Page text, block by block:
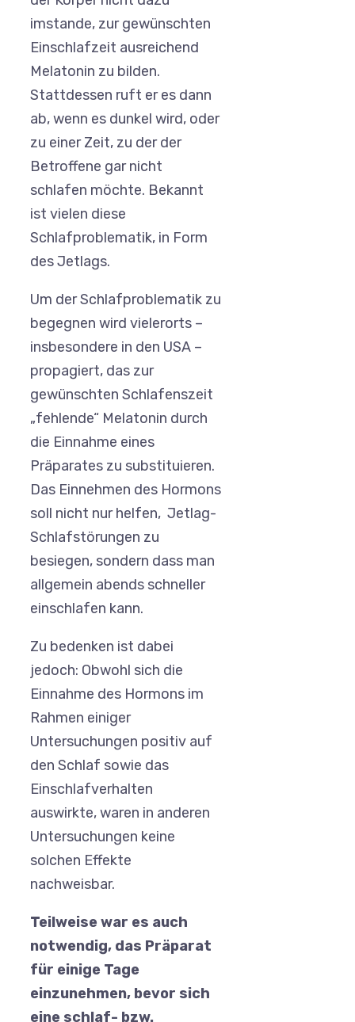
imstande, zur gewünschten
Einschlafzeit ausreichend
Melatonin zu bilden.
Stattdessen ruft er es dann
ab, wenn es dunkel wird, oder
zu einer Zeit, zu der der
Betroffene gar nicht
schlafen möchte. Bekannt
ist vielen diese
Schlafproblematik, in Form
des Jetlags.
Um der Schlafproblematik zu
begegnen wird vielerorts –
insbesondere in den USA –
propagiert, das zur
gewünschten Schlafenszeit
„fehlende“ Melatonin durch
die Einnahme eines
Präparates zu substituieren.
Das Einnehmen des Hormons
soll nicht nur helfen, Jetlag-
Schlafstörungen zu
besiegen, sondern dass man
allgemein abends schneller
einschlafen kann.
Zu bedenken ist dabei
jedoch: Obwohl sich die
Einnahme des Hormons im
Rahmen einiger
Untersuchungen positiv auf
den Schlaf sowie das
Einschlafverhalten
auswirkte, waren in anderen
Untersuchungen keine
solchen Effekte
nachweisbar.
Teilweise war es auch
notwendig, das Präparat
für einige Tage
einzunehmen, bevor sich
eine schlaf- bzw.